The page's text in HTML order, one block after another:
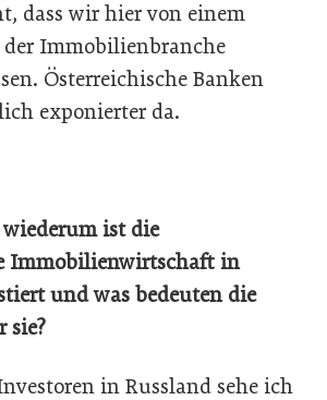
dass wir hier von einem
Immobilienbranche
Österreichische Banken
exponierter da.
ist die
Immobilienwirtschaft in
und was bedeuten die
sie?
in Russland sehe ich